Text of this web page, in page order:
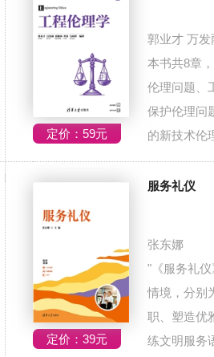
定价：59元
郭业才 万发
本书共8章
伦理问题、
保护伦理问
的新技术伦
工程中的伦
定价：39元
服务礼仪
张东娜
"《服务礼
情境，分别
职、塑造优
练文明服务